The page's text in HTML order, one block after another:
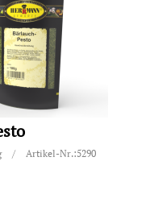
/ Artikel-Nr.:5290